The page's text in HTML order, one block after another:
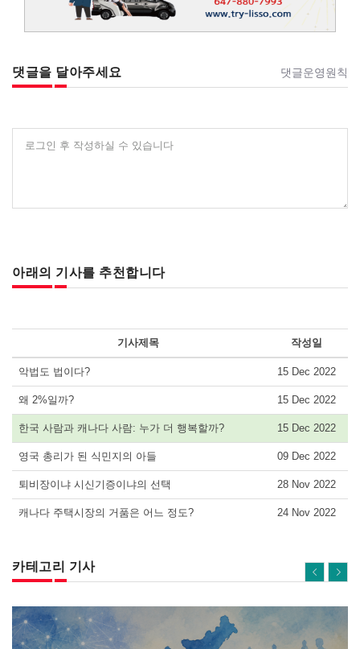
댓글을 달아주세요 댓글운영원칙
로그인 후 작성하실 수 있습니다
아래의 기사를 추천합니다
기사제목 작성일
악법도 법이다? 15 Dec 2022
왜 2%일까? 15 Dec 2022
한국 사람과 캐나다 사람: 누가 더 행복할까? 15 Dec 2022
영국 총리가 된 식민지의 아들 09 Dec 2022
퇴비장이냐 시신기증이냐의 선택 28 Nov 2022
캐나다 주택시장의 거품은 어느 정도? 24 Nov 2022
카테고리 기사